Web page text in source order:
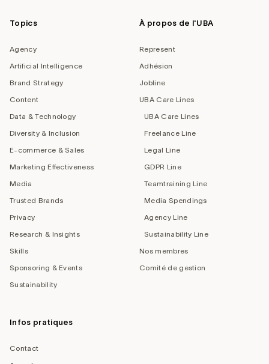
Topics
Agency
Artificial Intelligence
Brand Strategy
Content
Data & Technology
Diversity & Inclusion
E-commerce & Sales
Marketing Effectiveness
Media
Trusted Brands
Privacy
Research & Insights
Skills
Sponsoring & Events
Sustainability
À propos de l'UBA
Represent
Adhésion
Jobline
UBA Care Lines
UBA Care Lines
Freelance Line
Legal Line
GDPR Line
Teamtraining Line
Media Spendings
Agency Line
Sustainability Line
Nos membres
Comité de gestion
Infos pratiques
Contact